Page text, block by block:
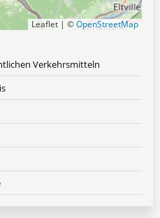
Leaflet | ©OpenStreetMap
Verkehrsmitteln